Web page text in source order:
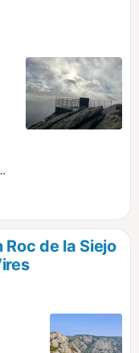
de la Siejo